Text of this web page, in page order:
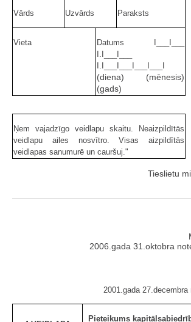
Vārds Uzvārds Paraksts
Vieta
Datums I___I___
I.I___I___
I.I___I___I___I___I
(diena) (mēnesis)
(gads)
Ņem vajadzīgo veidlapu skaitu. Neaizpildītās
veidlapu ailes nosvītro. Visas aizpildītās
veidlapas sanumurē un cauršuj."
Tieslietu
2006.gada 31.oktobra
2001.gada
Pieteikums